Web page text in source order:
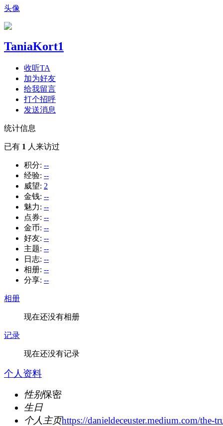
头像
TaniaKort1
收听TA
加为好友
给我留言
打个招呼
发送消息
统计信息
已有 1 人来访过
积分: --
经验: --
威望: 2
金钱: --
魅力: --
点券: --
金币: --
好友: --
主题: --
日志: --
相册: --
分享: --
相册
现在还没有相册
记录
现在还没有记录
个人资料
性别保密
生日
个人主页https://danieldeceuster.medium.com/the-